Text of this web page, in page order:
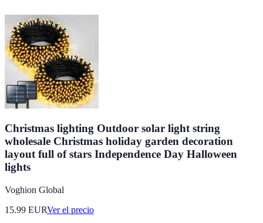
Christmas lighting Outdoor solar light string
wholesale Christmas holiday garden decoration
layout full of stars Independence Day Halloween
lights
Voghion Global
15.99 EURVer el precio